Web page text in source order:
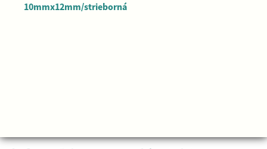
10mmx12mm/strieborná